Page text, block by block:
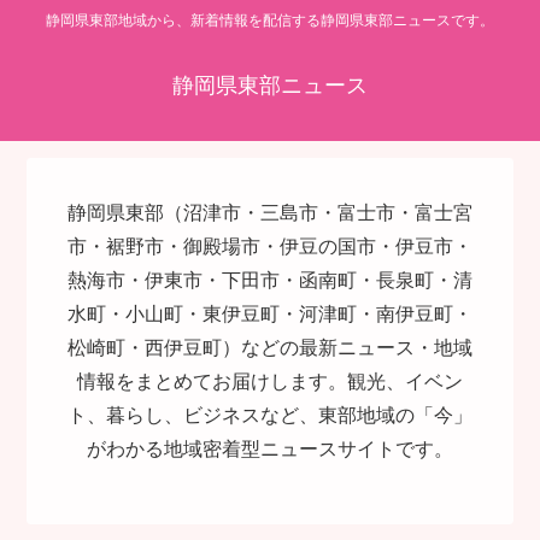
静岡県東部地域から、新着情報を配信する静岡県東部ニュースです。
静岡県東部ニュース
静岡県東部（沼津市・三島市・富士市・富士宮
市・裾野市・御殿場市・伊豆の国市・伊豆市・
熱海市・伊東市・下田市・函南町・長泉町・清
水町・小山町・東伊豆町・河津町・南伊豆町・
松崎町・西伊豆町）などの最新ニュース・地域
情報をまとめてお届けします。観光、イベン
ト、暮らし、ビジネスなど、東部地域の「今」
がわかる地域密着型ニュースサイトです。